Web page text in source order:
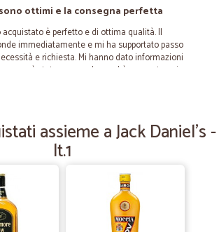
ottimi e la consegna perfetta
è perfetto e di ottima qualità. Il
immediatamente e mi ha supportato passo
e richiesta. Mi hanno dato informazioni
è stata super veloce ed è avvenuta nei
e la rapidità nella spedizione e nella consegna
assieme a Jack Daniel's -
lt.1